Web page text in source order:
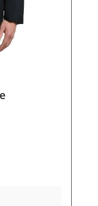
verfügbar.)